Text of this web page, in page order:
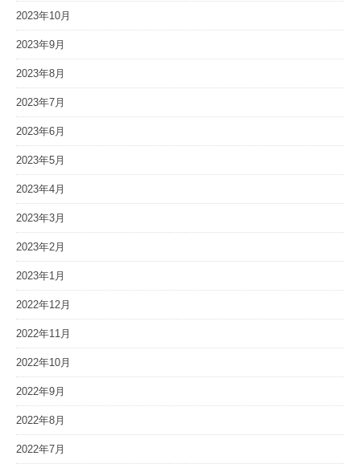
2023年10月
2023年9月
2023年8月
2023年7月
2023年6月
2023年5月
2023年4月
2023年3月
2023年2月
2023年1月
2022年12月
2022年11月
2022年10月
2022年9月
2022年8月
2022年7月